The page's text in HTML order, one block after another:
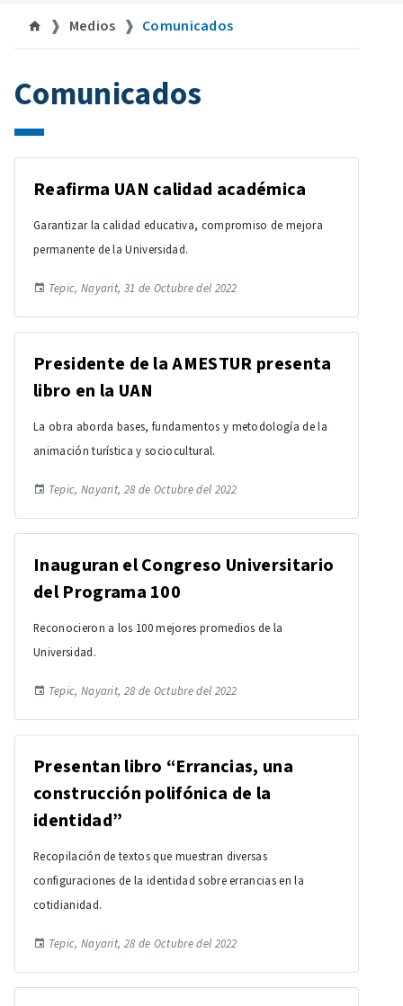
Medios Comunicados
Comunicados
Reafirma UAN calidad académica
Garantizar la calidad educativa, compromiso de mejora
permanente de la Universidad.
Tepic, Nayarit, 31 de Octubre del 2022
Presidente de la AMESTUR presenta
libro en la UAN
La obra aborda bases, fundamentos y metodología de la
animación turística y sociocultural.
Tepic, Nayarit, 28 de Octubre del 2022
Inauguran el Congreso Universitario
del Programa 100
Reconocieron a los 100 mejores promedios de la
Universidad.
Tepic, Nayarit, 28 de Octubre del 2022
Presentan libro “Errancias, una
construcción polifónica de la
identidad”
Recopilación de textos que muestran diversas
configuraciones de la identidad sobre errancias en la
cotidianidad.
Tepic, Nayarit, 28 de Octubre del 2022